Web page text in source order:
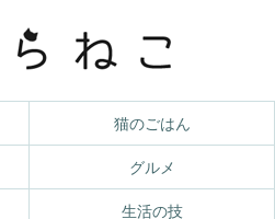
猫のごはん
グルメ
生活の技